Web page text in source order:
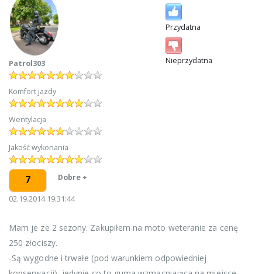
Patrol303
Komfort jazdy
Wentylacja
Jakość wykonania
Przydatna
Nieprzydatna
7 Dobre +
02.19.2014 19:31:44
Mam je ze 2 sezony. Zakupiłem na moto weteranie za cenę
250 złociszy.
-Są wygodne i trwałe (pod warunkiem odpowiedniej